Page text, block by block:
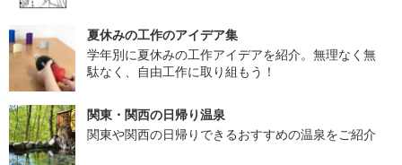
夏休みの工作のアイデア集
学年別に夏休みの工作アイデアを紹介。無理なく無
駄なく、自由工作に取り組もう！
関東・関西の日帰り温泉
関東や関西の日帰りできるおすすめの温泉をご紹介